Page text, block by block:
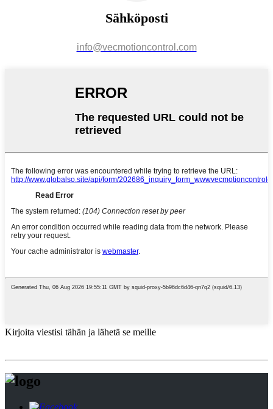
Sähköposti
info@vecmotioncontrol.com
Kirjoita viestisi tähän ja lähetä se meille